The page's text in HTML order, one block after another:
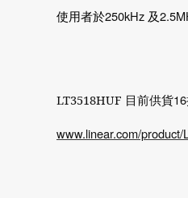
使用者於250kHz 及
LT3518HUF 目前供貨16
www.linear.com/product/